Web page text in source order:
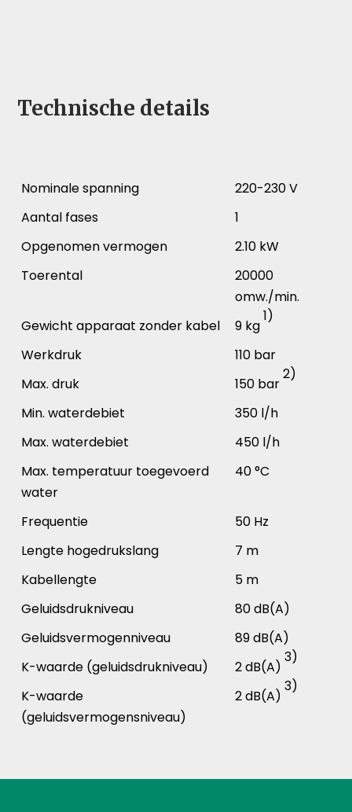
Technische details
Nominale spanning
220-230 V
Aantal fases
1
Opgenomen vermogen
2.10 kW
Toerental
20000
omw./min.
Gewicht apparaat zonder kabel
9 kg
1)
Werkdruk
110 bar
Max. druk
150 bar
2)
Min. waterdebiet
350 l/h
Max. waterdebiet
450 l/h
Max. temperatuur toegevoerd
water
40 °C
Frequentie
50 Hz
Lengte hogedrukslang
7 m
Kabellengte
5 m
Geluidsdrukniveau
80 dB(A)
Geluidsvermogenniveau
89 dB(A)
K-waarde (geluidsdrukniveau)
2 dB(A)
3)
K-waarde
(geluidsvermogensniveau)
2 dB(A)
3)